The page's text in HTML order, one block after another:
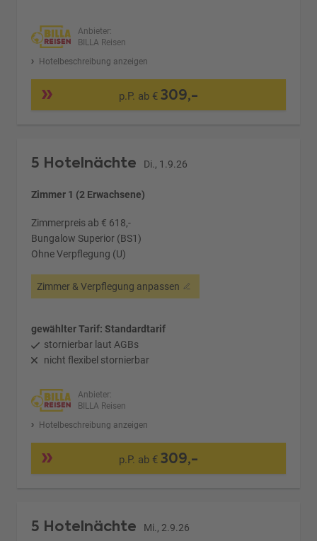
Anbieter:
BILLA Reisen
Hotelbeschreibung anzeigen
p.P. ab € 309,-
5 Hotelnächte Di., 1.9.26
Zimmer 1 (2 Erwachsene)
Zimmerpreis ab € 618,-
Bungalow Superior (BS1)
Ohne Verpflegung (U)
Zimmer & Verpflegung anpassen
gewählter Tarif: Standardtarif
stornierbar laut AGBs
nicht flexibel stornierbar
Anbieter:
BILLA Reisen
Hotelbeschreibung anzeigen
p.P. ab € 309,-
5 Hotelnächte Mi., 2.9.26